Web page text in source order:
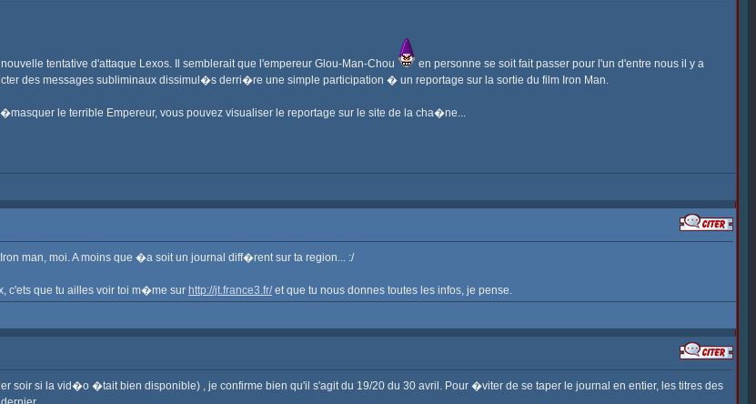
tentative d'attaque Lexos. Il semblerait que l'empereur Glou-Man-Chou
en personne se soit fait passer pour l'un d'entre nous il y a
des messages subliminaux dissimul�s derri�re une simple participation � un reportage sur la sortie du film Iron Man.
le terrible Empereur, vous pouvez visualiser le reportage sur le site de la cha�ne...
man, moi. A moins que �a soit un journal diff�rent sur ta region... :/
c'ets que tu ailles voir toi m�me sur http://jt.france3.fr/et que tu nous donnes toutes les infos, je pense.
si la vid�o �tait bien disponible) , je confirme bien qu'il s'agit du 19/20 du 30 avril. Pour �viter de se taper le journal en entier, les titres des